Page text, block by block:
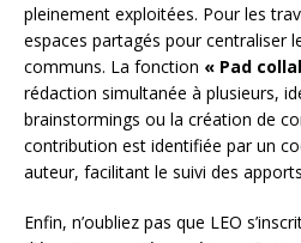
pleinement exploitées. Pour les
espaces partagés pour centraliser
communs. La fonction « Pad
rédaction simultanée à plusieurs,
brainstormings ou la création de
contribution est identifiée par un
auteur, facilitant le suivi des
Enfin, n’oubliez pas que LEO